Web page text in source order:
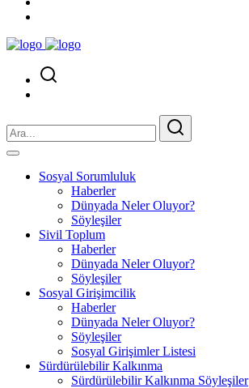
Sosyal Sorumluluk
Haberler
Dünyada Neler Oluyor?
Söyleşiler
Sivil Toplum
Haberler
Dünyada Neler Oluyor?
Söyleşiler
Sosyal Girişimcilik
Haberler
Dünyada Neler Oluyor?
Söyleşiler
Sosyal Girişimler Listesi
Sürdürülebilir Kalkınma
Sürdürülebilir Kalkınma Söyleşiler